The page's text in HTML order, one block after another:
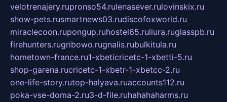
velotrenajery.rupronso54.rulenasever.rulovinskix.ru
show-pets.rusmartnews03.rudiscofoxworld.ru
miraclecoon.rupongup.ruhostel65.ruliura.ruglasspb.ru
firehunters.rugribowo.rugnalis.rubulkitula.ru
hometown-france.ru1-xbeticricetc-1-xbetti-5.ru
shop-garena.rucricetc-1-xbetr-1-xbetcc-2.ru
one-life-story.rutop-halyava.ruaccounts112.ru
poka-vse-doma-2.ru3-d-file.ruhahahaharms.ru